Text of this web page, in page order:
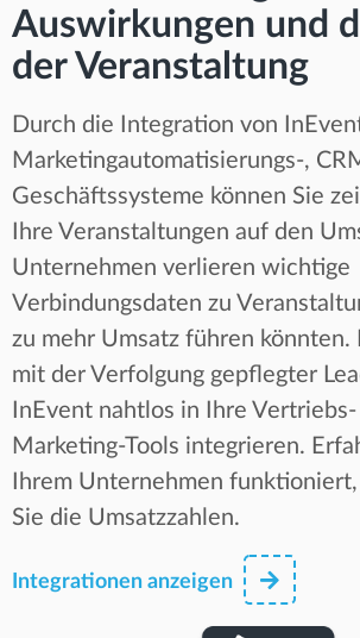
Auswirkungen und
der Veranstaltung
Durch die Integration von
Marketingautomatisierungs-,
Geschäftssysteme können Sie
Ihre Veranstaltungen auf den
Unternehmen verlieren wichtige
Verbindungsdaten zu
zu mehr Umsatz führen könnten.
mit der Verfolgung gepflegter
InEvent nahtlos in Ihre Vertriebs-
Marketing-Tools integrieren.
Ihrem Unternehmen
Sie die Umsatzzahlen.
Integrationen anzeigen